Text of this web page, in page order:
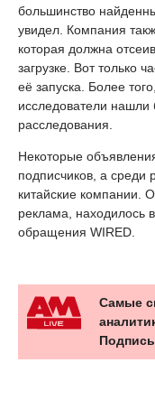
большинство
увидел. Компания
которая должна
загрузке. Вот только
её запуска. Более
исследователи нашли
расследования.
Некоторые
подписчиков, а среди
китайские компании.
реклама, находилось
обращения WIRED.
Самые